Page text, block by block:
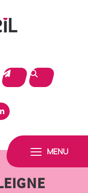
MENU